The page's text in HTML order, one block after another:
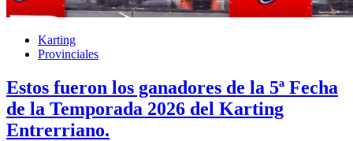
Karting
Provinciales
Estos fueron los ganadores de la 5ª Fecha
de la Temporada 2026 del Karting
Entrerriano.